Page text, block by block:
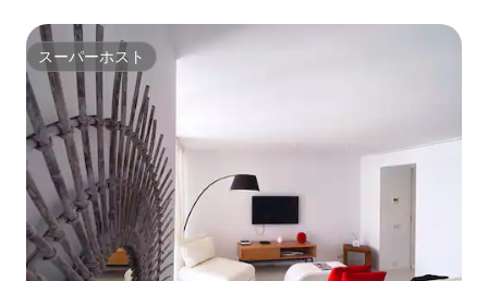
スーパーホスト
スーパーホスト